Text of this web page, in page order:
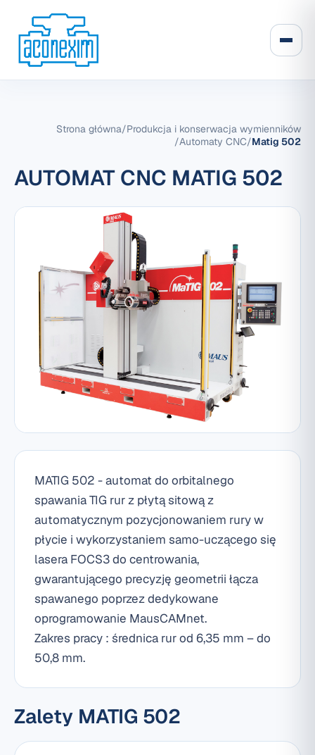
Strona główna/Produkcja i konserwacja wymienników
/Automaty CNC/Matig 502
AUTOMAT CNC MATIG 502
MATIG 502 - automat do orbitalnego
spawania TIG rur z płytą sitową z
automatycznym pozycjonowaniem rury w
płycie i wykorzystaniem samo-uczącego się
lasera FOCS3 do centrowania,
gwarantującego precyzję geometrii łącza
spawanego poprzez dedykowane
oprogramowanie MausCAMnet.
Zakres pracy : średnica rur od 6,35 mm – do
50,8 mm.
Zalety MATIG 502